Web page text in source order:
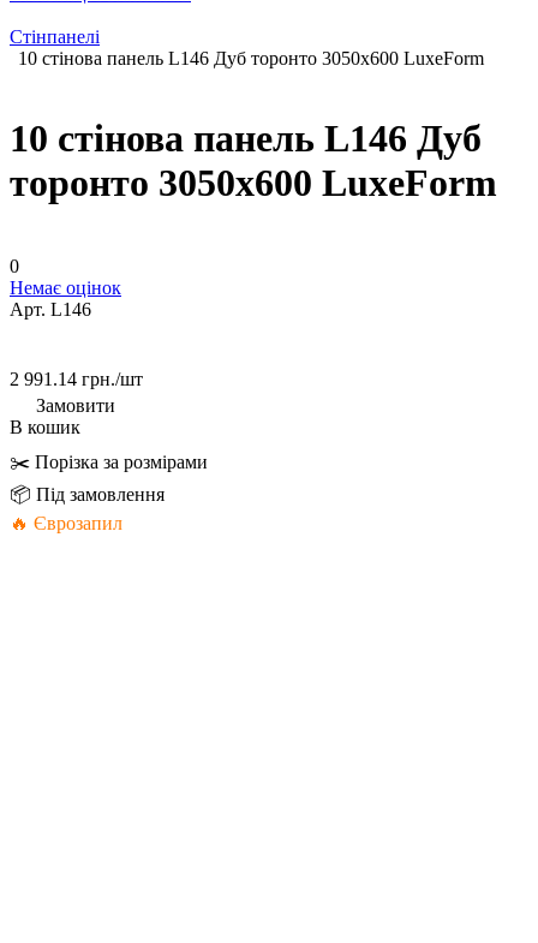
Стінпанелі
10 стінова панель L146 Дуб торонто 3050х600 LuxeForm
10 стінова панель L146 Дуб
торонто 3050х600 LuxeForm
0
Немає оцінок
Арт. L146
2 991.14 грн./шт
Замовити
В кошик
✂️ Порізка за розмірами
📦 Під замовлення
🔥 Єврозапил